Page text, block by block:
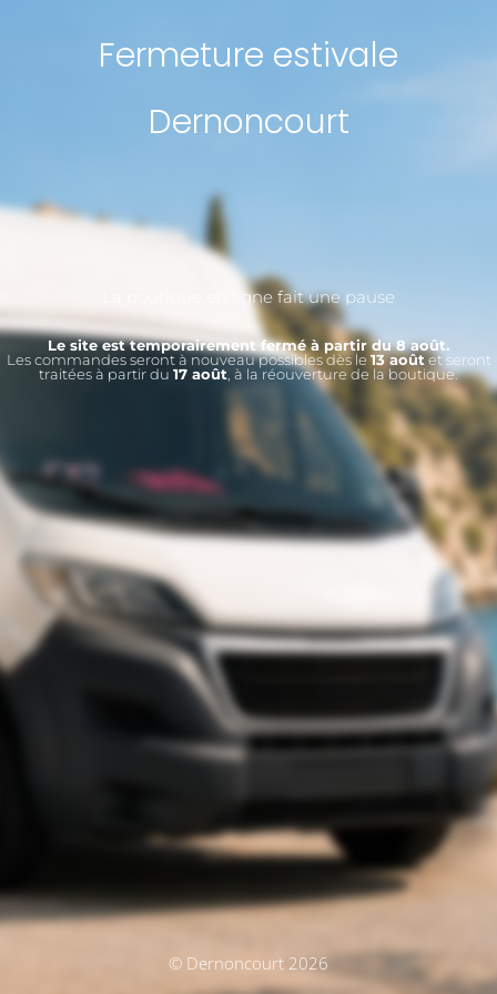
Fermeture estivale
Dernoncourt
La boutique en ligne fait une pause
Le site est temporairement fermé à partir du 8 août.
Les commandes seront à nouveau possibles dès le 13 août et seront
traitées à partir du 17 août , à la réouverture de la boutique.
© Dernoncourt 2026